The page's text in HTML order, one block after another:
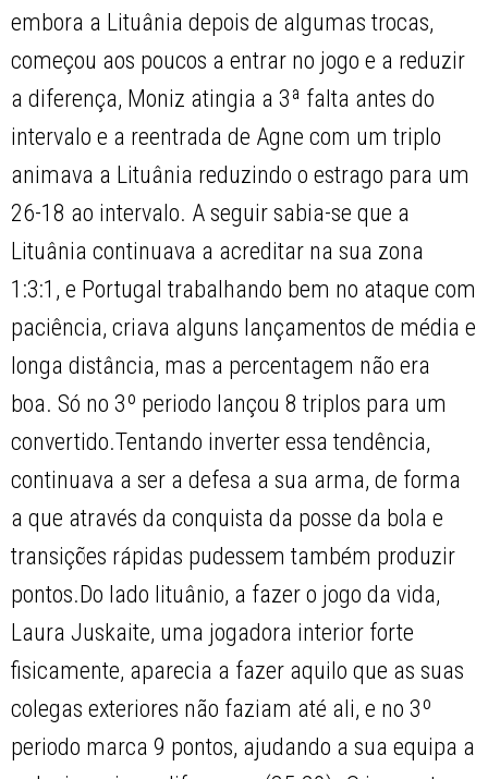
embora a Lituânia depois de algumas trocas,
começou aos poucos a entrar no jogo e a reduzir
a diferença, Moniz atingia a 3ª falta antes do
intervalo e a reentrada de Agne com um triplo
animava a Lituânia reduzindo o estrago para um
26-18 ao intervalo. A seguir sabia-se que a
Lituânia continuava a acreditar na sua zona
1:3:1, e Portugal trabalhando bem no ataque com
paciência, criava alguns lançamentos de média e
longa distância, mas a percentagem não era
boa. Só no 3º periodo lançou 8 triplos para um
convertido.Tentando inverter essa tendência,
continuava a ser a defesa a sua arma, de forma
a que através da conquista da posse da bola e
transições rápidas pudessem também produzir
pontos.Do lado lituânio, a fazer o jogo da vida,
Laura Juskaite, uma jogadora interior forte
fisicamente, aparecia a fazer aquilo que as suas
colegas exteriores não faziam até ali, e no 3º
periodo marca 9 pontos, ajudando a sua equipa a